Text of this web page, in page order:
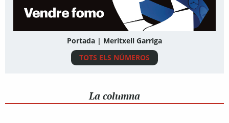
Portada | Meritxell Garriga
TOTS ELS NÚMEROS
La columna